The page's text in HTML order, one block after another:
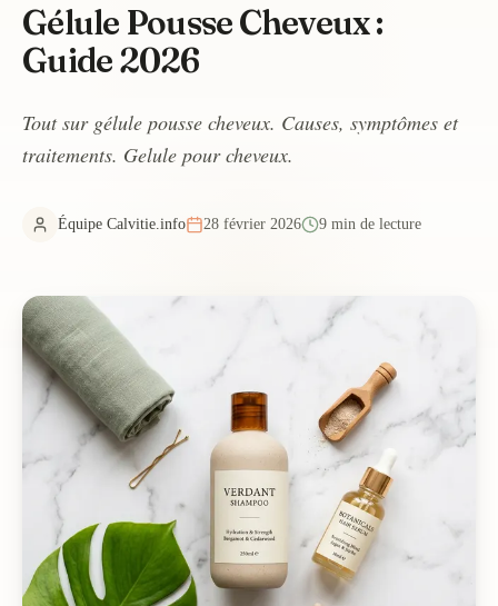
Gélule Pousse Cheveux :
Guide 2026
Tout sur gélule pousse cheveux. Causes, symptômes et
traitements. Gelule pour cheveux.
Équipe Calvitie.info 28 février 2026 9 min de lecture